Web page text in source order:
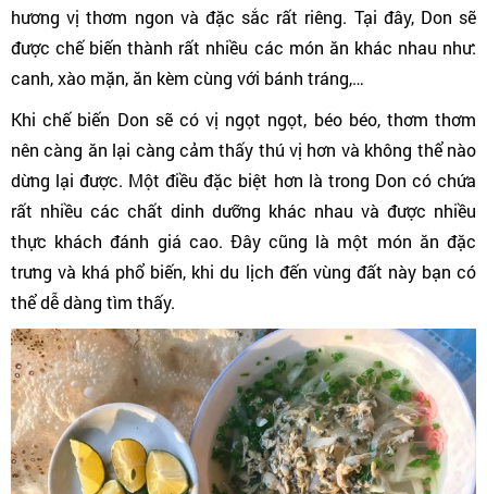
hương vị thơm ngon và đặc sắc rất riêng. Tại đây, Don sẽ
được chế biến thành rất nhiều các món ăn khác nhau như:
canh, xào mặn, ăn kèm cùng với bánh tráng,…
Khi chế biến Don sẽ có vị ngọt ngọt, béo béo, thơm thơm
nên càng ăn lại càng cảm thấy thú vị hơn và không thể nào
dừng lại được. Một điều đặc biệt hơn là trong Don có chứa
rất nhiều các chất dinh dưỡng khác nhau và được nhiều
thực khách đánh giá cao. Đây cũng là một món ăn đặc
trưng và khá phổ biến, khi du lịch đến vùng đất này bạn có
thể dễ dàng tìm thấy.